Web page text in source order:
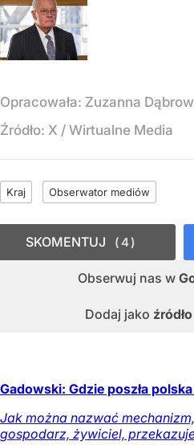
Opracowała: Zuzanna
Źródło: X / Wirtualne Media
Kraj Obserwator mediów
Obserwuj nas w
Dodaj jako
SKOMENTUJ 4
Gadowski: Gdzie poszła
Jak można nazwać
gospodarz, żywiciel,